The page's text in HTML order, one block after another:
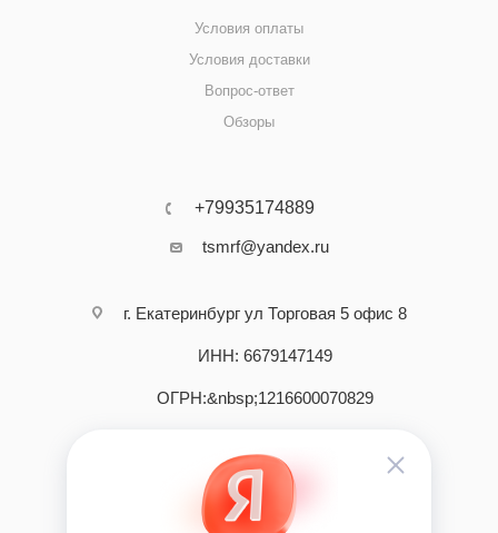
Условия оплаты
Условия доставки
Вопрос-ответ
Обзоры
+79935174889
tsmrf@yandex.ru
г. Екатеринбург ул Торговая 5 офис 8
ИНН: 6679147149
ОГРН:&nbsp;1216600070829